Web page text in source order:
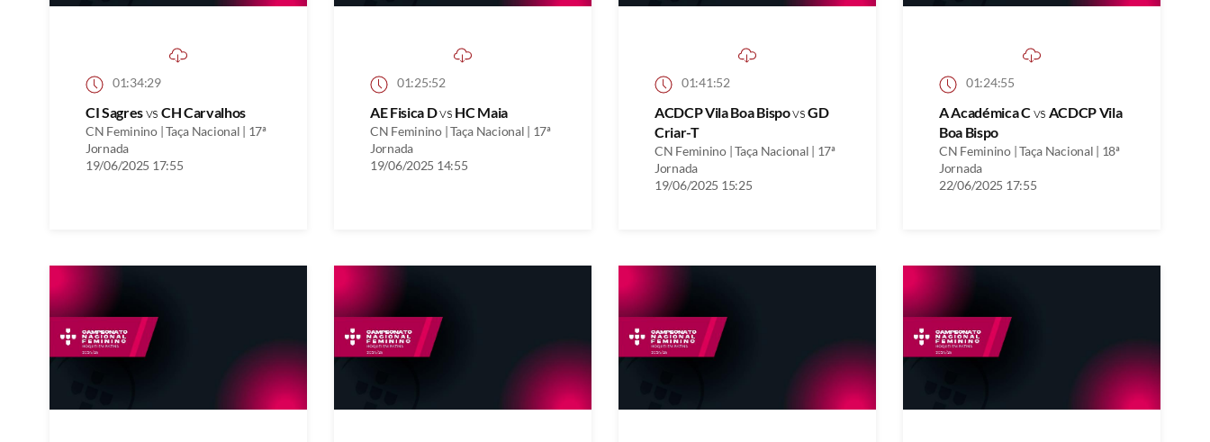
01:34:29
CI Sagresvs CH Carvalhos
CN Feminino | Taça Nacional | 17ª
Jornada
19/06/2025 17:55
01:25:52
AE Fisica Dvs HC Maia
CN Feminino | Taça Nacional | 17ª
Jornada
19/06/2025 14:55
01:41:52
ACDCP Vila Boa BispovsGD
Criar-T
CN Feminino | Taça Nacional | 17ª
Jornada
19/06/2025 15:25
01:24:55
A Académica Cvs ACDCP Vila
Boa Bispo
CN Feminino | Taça Nacional | 18ª
Jornada
22/06/2025 17:55